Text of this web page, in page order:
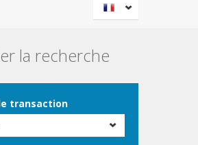
la recherche
transaction